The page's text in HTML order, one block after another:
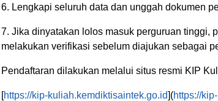
6. Lengkapi seluruh data dan unggah dokumen
7. Jika dinyatakan lolos masuk perguruan tinggi,
melakukan verifikasi sebelum diajukan sebagai
Pendaftaran dilakukan melalui situs resmi KIP
[https://kip-kuliah.kemdiktisaintek.go.id](https://kip-